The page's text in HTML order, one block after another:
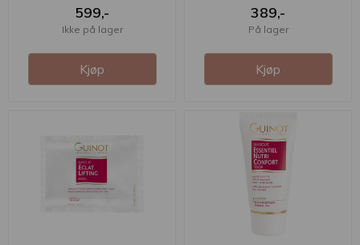
599,-
Ikke på lager
Kjøp
389,-
På lager
Kjøp